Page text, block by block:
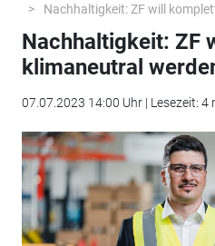
Nachhaltigkeit: ZF will
Nachhaltigkeit: ZF
klimaneutral
07.07.2023 14:00 Uhr | Lesezeit: 4